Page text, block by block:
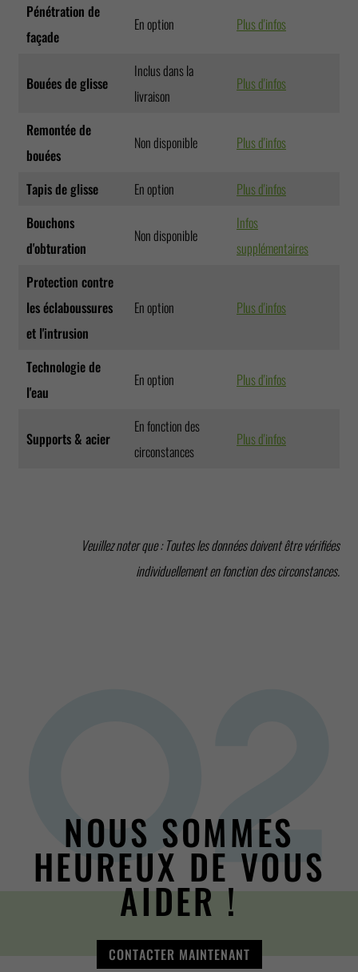
Pénétration de
façade
En option Plus d'infos
Bouées de glisse
Inclus dans la
livraison
Plus d'infos
Remontée de
bouées
Non disponible Plus d'infos
Tapis de glisse En option
Plus d'infos
Bouchons
d'obturation
Non disponible
Infos
supplémentaires
Protection contre
les éclaboussures
et l'intrusion
En option Plus d'infos
Technologie de
l'eau
En option Plus d'infos
Supports & acier
En fonction des
circonstances
Plus d'infos
Veuillez noter que : Toutes les données doivent être vérifiées
individuellement en fonction des circonstances.
NOUS SOMMES
HEUREUX DE VOUS
AIDER !
CONTACTER MAINTENANT